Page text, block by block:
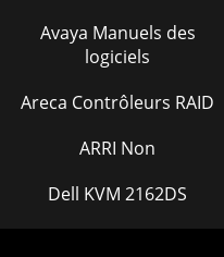
Avaya Manuels des
logiciels
Areca Contrôleurs RAID
ARRI Non
Dell KVM 2162DS